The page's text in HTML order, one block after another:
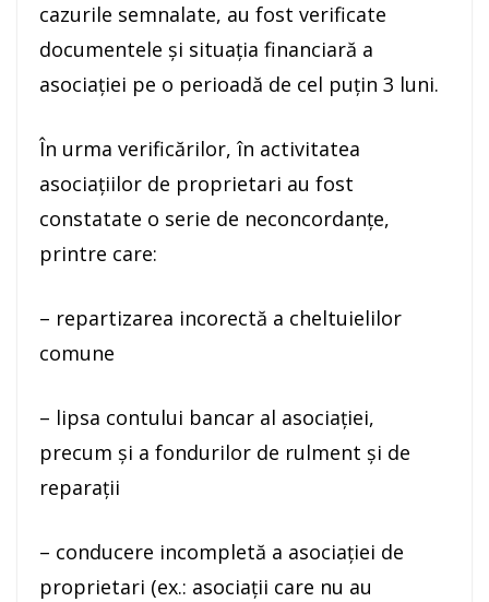
cazurile semnalate, au fost verificate
documentele și situația financiară a
asociației pe o perioadă de cel puțin 3 luni.
În urma verificărilor, în activitatea
asociațiilor de proprietari au fost
constatate o serie de neconcordanțe,
printre care:
– repartizarea incorectă a cheltuielilor
comune
– lipsa contului bancar al asociației,
precum și a fondurilor de rulment și de
reparații
– conducere incompletă a asociației de
proprietari (ex.: asociații care nu au